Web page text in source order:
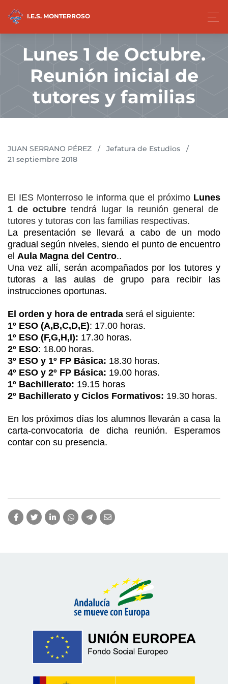
I.E.S. MONTERROSO
Lunes 1 de Octubre.
Reunión inicial de
tutores y familias
JUAN SERRANO PÉREZ / Jefatura de Estudios
/
21 septiembre 2018
El IES Monterroso le informa que el próximo Lunes
1 de octubre tendrá lugar la reunión general de
tutores y tutoras con las familias respectivas.
La presentación se llevará a cabo de un modo
gradual según niveles, siendo el punto de encuentro
el Aula Magna del Centro..
Una vez allí, serán acompañados por los tutores y
tutoras a las aulas de grupo para recibir las
instrucciones oportunas.
El orden y hora de entrada será el siguiente:
1º ESO (A,B,C,D,E): 17.00 horas.
1º ESO (F,G,H,I): 17.30 horas.
2º ESO: 18.00 horas.
3º ESO y 1º FP Básica: 18.30 horas.
4º ESO y 2º FP Básica: 19.00 horas.
1º Bachillerato: 19.15 horas
2º Bachillerato y Ciclos Formativos: 19.30 horas.
En los próximos días los alumnos llevarán a casa la
carta-convocatoria de dicha reunión. Esperamos
contar con su presencia.